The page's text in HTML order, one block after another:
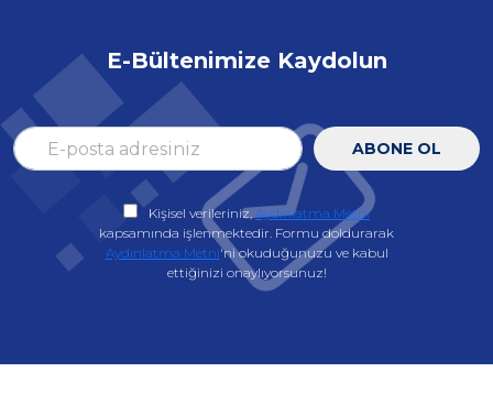
E-Bültenimize Kaydolun
ABONE OL
Kişisel verileriniz, Aydınlatma Metni
kapsamında işlenmektedir. Formu doldurarak
Aydınlatma Metni'ni okuduğunuzu ve kabul
ettiğinizi onaylıyorsunuz!